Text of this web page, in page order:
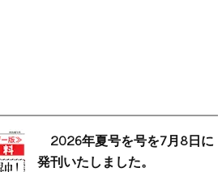
2026年夏号を号を7月8日に
発刊いたしました。